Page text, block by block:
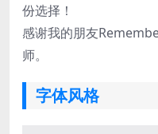
份选择！
感谢我的朋友
师。
字体风格